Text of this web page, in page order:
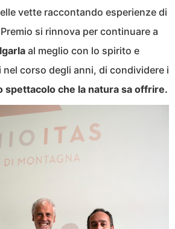
vette raccontando esperienze di
si rinnova per continuare a
al meglio con lo spirito e
nel corso degli anni, di condividere i
spettacolo che la natura sa offrire.